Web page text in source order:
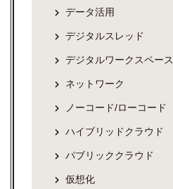
データ活用
デジタルスレッド
デジタルワークスペース
ネットワーク
ノーコード/ローコード
ハイブリッドクラウド
パブリッククラウド
仮想化